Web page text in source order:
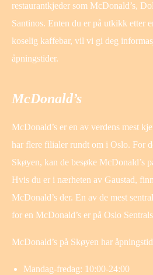
restaurantkjeder som McDonald’s,
Santinos. Enten du er på utkikk etter
koselig kaffebar, vil vi gi deg
åpningstider.
McDonald’s
McDonald’s er en av verdens mest
har flere filialer rundt om i Oslo. For
Skøyen, kan de besøke McDonald’s
Hvis du er i nærheten av Gaustad,
McDonald’s der. En av de mest
for en McDonald’s er på Oslo
McDonald’s på Skøyen har
Mandag-fredag: 10:00-24:00